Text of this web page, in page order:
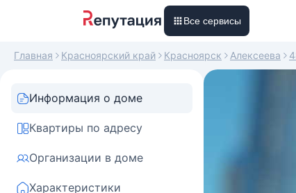
Все сервисы
Главная Красноярский край Красноярск Алексеева
Информация о доме
Квартиры по адресу
Организации в доме
Характеристики